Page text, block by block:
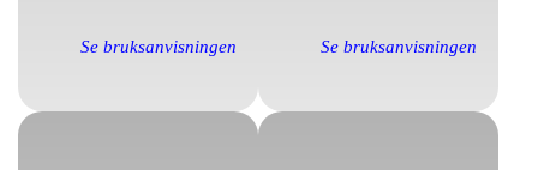
Se bruksanvisningen Se bruksanvisningen